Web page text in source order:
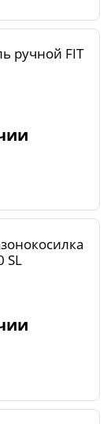
ручной FIT
SL